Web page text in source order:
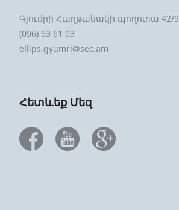
Գյումրի Հաղթանակի պողոտա 42/9
(096) 63 61 03
ellips.gyumri@sec.am
Հետևեք Մեզ